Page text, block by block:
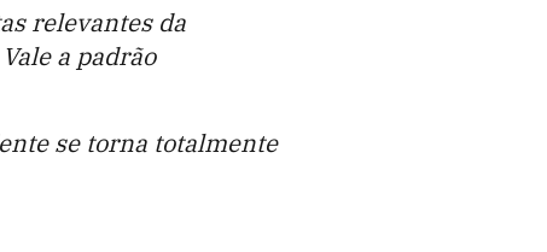
relevantes da
a padrão
se torna totalmente